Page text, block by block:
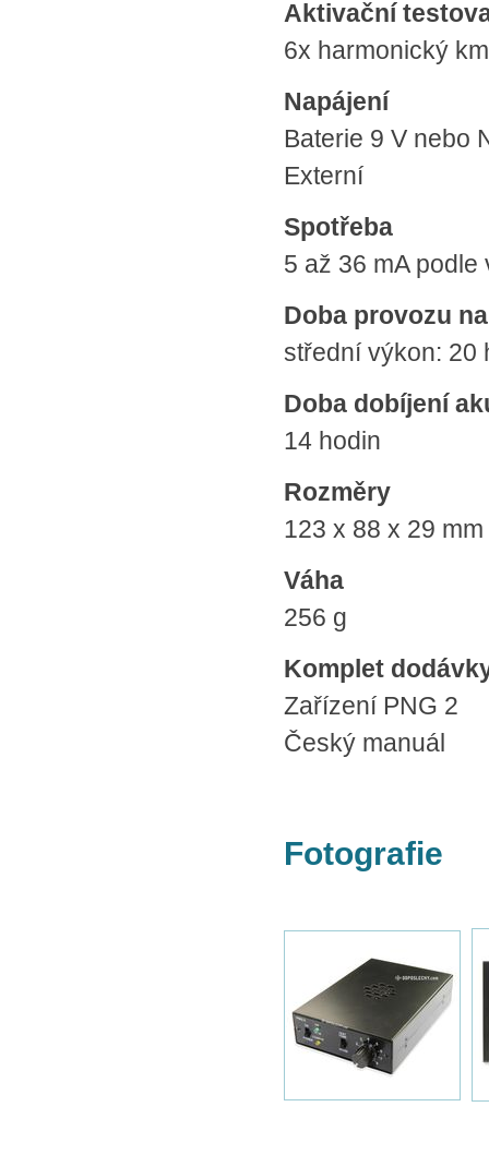
Aktivační
6x harmonický
Napájení
Baterie 9 V nebo
Externí
Spotřeba
5 až 36 mA podle
Doba provozu
střední výkon: 20
Doba dobíjení
14 hodin
Rozměry
123 x 88 x 29 mm
Váha
256 g
Komplet
Zařízení PNG 2
Český manuál
Fotografie